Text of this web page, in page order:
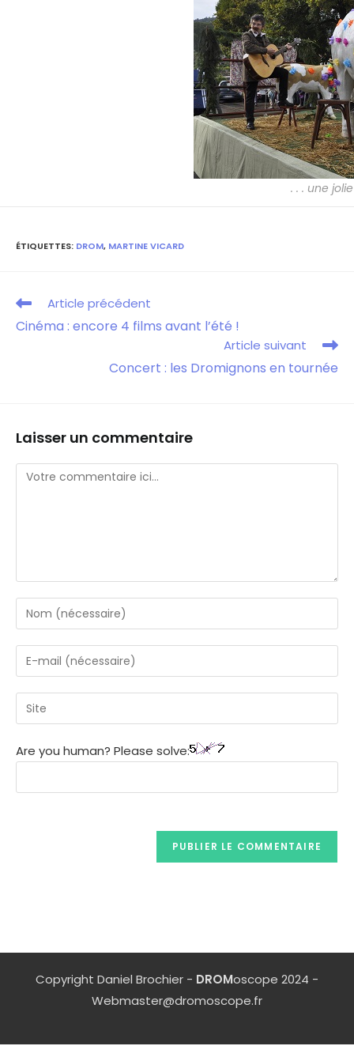
. . . une
ÉTIQUETTES: DROM, MARTINE VICARD
Article précédent
Cinéma : encore 4 films avant l’été !
Article suivant
Concert : les Dromignons en tournée
Laisser un commentaire
Are you human? Please solve:
Copyright Daniel Brochier - DROMoscope 2024 -
Webmaster@dromoscope.fr